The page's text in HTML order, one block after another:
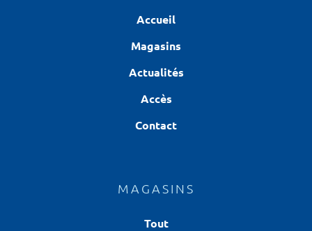
Accueil
Magasins
Actualités
Accès
Contact
MAGASINS
Tout